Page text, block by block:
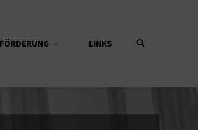
FÖRDERUNG LINKS